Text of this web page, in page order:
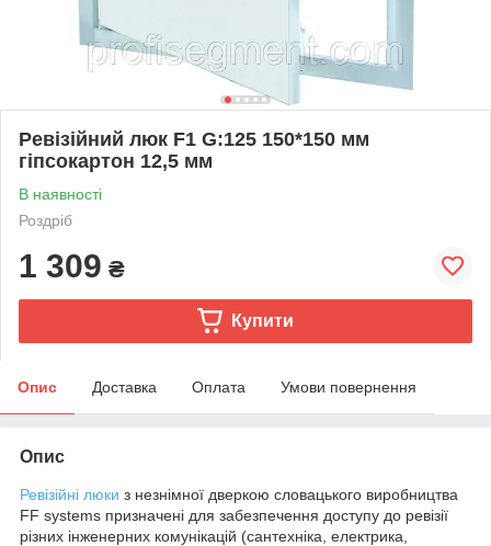
Ревізійний люк F1 G:125 150*150 мм
гіпсокартон 12,5 мм
В наявності
Роздріб
1 309 ₴
Купити
Опис Доставка Оплата Умови повернення
Опис
Ревізійні люки з незнімної дверкою словацького виробництва
FF systems призначені для забезпечення доступу до ревізії
різних інженерних комунікацій (сантехніка, електрика,